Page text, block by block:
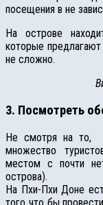
посещения в не
На острове
которые
не сложно.
3. Посмотреть
Не смотря на то,
множество
местом с почти
острова).
На Пхи-Пхи Доне
того что бы